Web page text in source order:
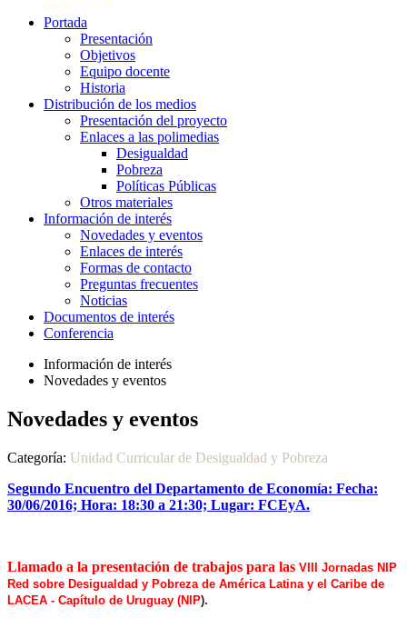
Portada
Presentación
Objetivos
Equipo docente
Historia
Distribución de los medios
Presentación del proyecto
Enlaces a las polimedias
Desigualdad
Pobreza
Políticas Públicas
Otros materiales
Información de interés
Novedades y eventos
Enlaces de interés
Formas de contacto
Preguntas frecuentes
Noticias
Documentos de interés
Conferencia
Información de interés
Novedades y eventos
Novedades y eventos
Categoría: Unidad Curricular de Desigualdad y Pobreza
Segundo Encuentro del Departamento de Economía: Fecha:
30/06/2016; Hora: 18:30 a 21:30; Lugar: FCEyA.
Llamado a la presentación de trabajos para las VIII Jornadas NIP
Red sobre Desigualdad y Pobreza de América Latina y el Caribe de
LACEA - Capítulo de Uruguay (NIP).